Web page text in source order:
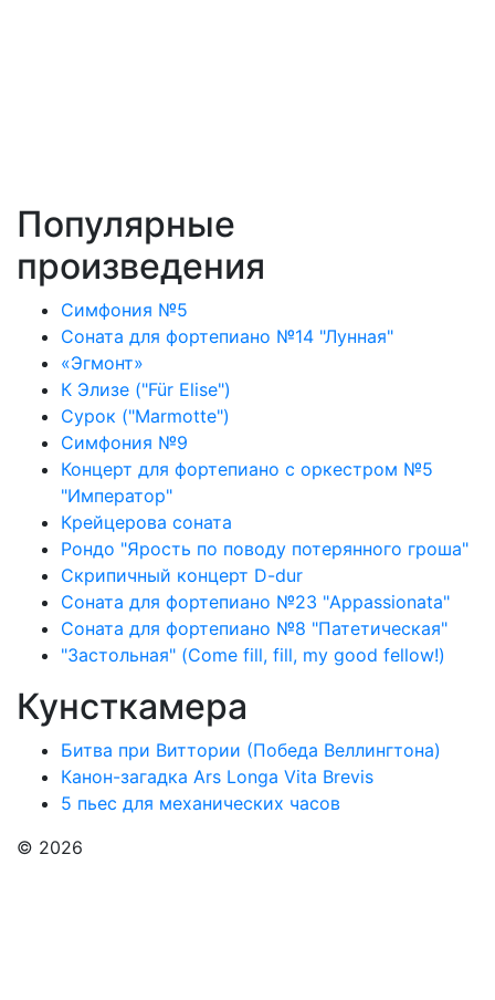
Популярные
произведения
Симфония №5
Соната для фортепиано №14 "Лунная"
«Эгмонт»
К Элизе ("Für Elise")
Сурок ("Marmotte")
Симфония №9
Концерт для фортепиано с оркестром №5
"Император"
Крейцерова соната
Рондо "Ярость по поводу потерянного гроша"
Скрипичный концерт D-dur
Соната для фортепиано №23 "Appassionata"
Соната для фортепиано №8 "Патетическая"
"Застольная" (Come fill, fill, my good fellow!)
Кунсткамера
Битва при Виттории (Победа Веллингтона)
Канон-загадка Ars Longa Vita Brevis
5 пьес для механических часов
© 2026